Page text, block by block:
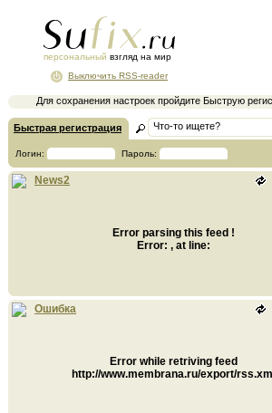
персональный взгляд на мир
Для сохранения настроек пройдите Быструю
Выключить RSS-reader
Быстрая регистрация
Логин: Пароль:
News2
Error parsing this feed !
Error: , at line:
Ошибка
Error while retriving feed
http://www.membrana.ru/export/rss.xml